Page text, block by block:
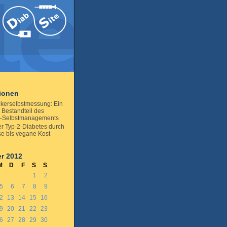
Ein
des
Selbstmanagements
Typ-2-Diabetes durch
bis vegane Kost
2012
D F S
S
1
2
5 6 7 8
9
13 14 15
16
20 21 22
23
27 28 29
30